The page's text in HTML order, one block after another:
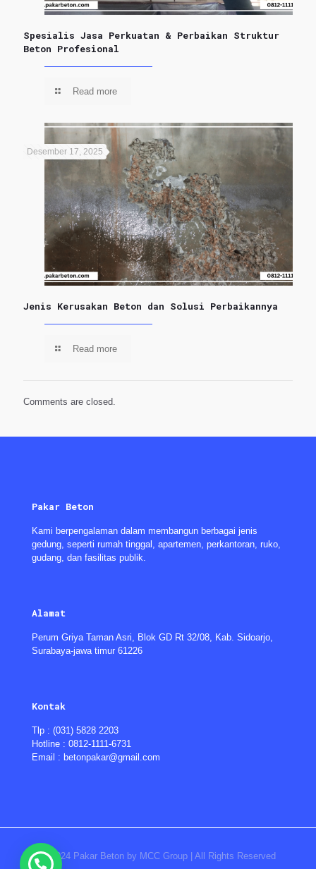
Spesialis Jasa Perkuatan & Perbaikan Struktur
Beton Profesional
Read more
Desember 17, 2025
Jenis Kerusakan Beton dan Solusi Perbaikannya
Read more
Comments are closed.
Pakar Beton
Kami berpengalaman dalam membangun berbagai jenis
gedung, seperti rumah tinggal, apartemen, perkantoran, ruko,
gudang, dan fasilitas publik.
Alamat
Perum Griya Taman Asri, Blok GD Rt 32/08, Kab. Sidoarjo,
Surabaya-jawa timur 61226
Kontak
Tlp : (031) 5828 2203
Hotline : 0812-1111-6731
Email : betonpakar@gmail.com
© 2024 Pakar Beton by MCC Group | All Rights Reserved